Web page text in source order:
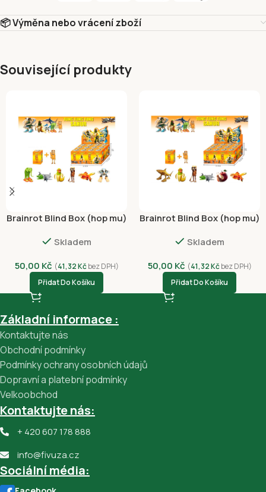
📦 Výměna nebo vrácení zboží
Související produkty
Brainrot Blind Box (hop mu)
Skladem
50,00 Kč (41,32Kčbez DPH)
Přidat Do Košíku
Brainrot Blind Box (hop mu)
Skladem
50,00 Kč (41,32Kčbez DPH)
Přidat Do Košíku
Základní informace :
Kontaktujte nás
Obchodní podmínky
Podmínky ochrany osobních údajů
Dopravní a platební podmínky
Velkoobchod
Kontaktujte nás:
+ 420 607 178 888
info@fivuza.cz
Sociální média: